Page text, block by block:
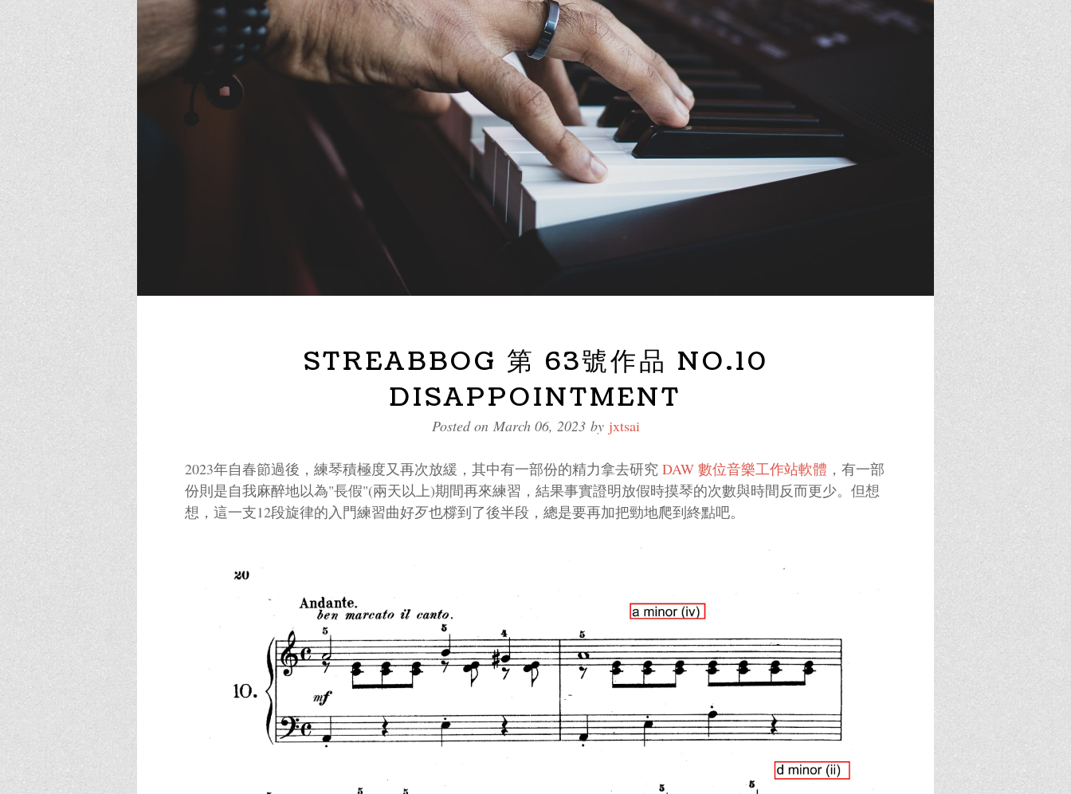
STREABBOG 第 63號作品 NO.10
DISAPPOINTMENT
Posted on March 06, 2023 by jxtsai
2023年自春節過後，練琴積極度又再次放緩，其中有一部份的精力拿去研究 DAW 數位音樂工作站軟體 ，有一部
份則是自我麻醉地以為"長假"(兩天以上)期間再來練習，結果事實證明放假時摸琴的次數與時間反而更少。但想
想，這一支12段旋律的入門練習曲好歹也橕到了後半段，總是要再加把勁地爬到終點吧。